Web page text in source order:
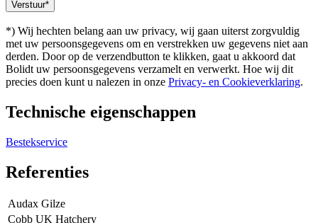
*) Wij hechten belang aan uw privacy, wij gaan uiterst zorgvuldig
met uw persoonsgegevens om en verstrekken uw gegevens niet aan
derden. Door op de verzendbutton te klikken, gaat u akkoord dat
Bolidt uw persoonsgegevens verzamelt en verwerkt. Hoe wij dit
precies doen kunt u nalezen in onze Privacy- en Cookieverklaring.
Technische eigenschappen
Bestekservice
Referenties
Audax Gilze
Cobb UK Hatchery